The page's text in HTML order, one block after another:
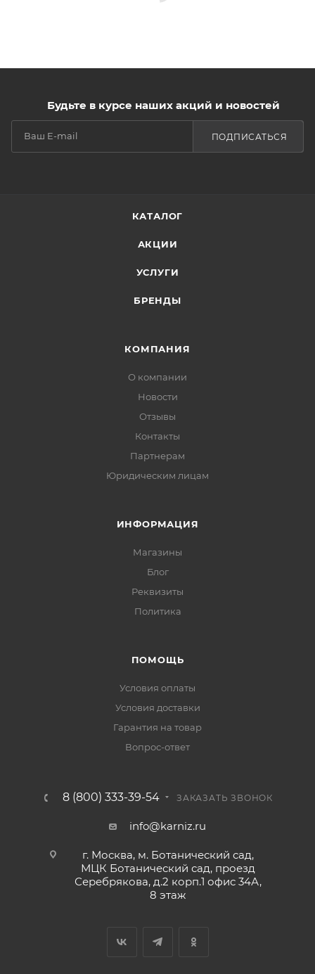
Будьте в курсе наших акций и новостей
ПОДПИСАТЬСЯ
КАТАЛОГ
АКЦИИ
УСЛУГИ
БРЕНДЫ
КОМПАНИЯ
О компании
Новости
Отзывы
Контакты
Партнерам
Юридическим лицам
ИНФОРМАЦИЯ
Магазины
Блог
Реквизиты
Политика
ПОМОЩЬ
Условия оплаты
Условия доставки
Гарантия на товар
Вопрос-ответ
8 (800) 333-39-54 ЗАКАЗАТЬ ЗВОНОК
info@karniz.ru
г. Москва, м. Ботанический сад,
МЦК Ботанический сад, проезд
Серебрякова, д.2 корп.1 офис 34А,
8 этаж